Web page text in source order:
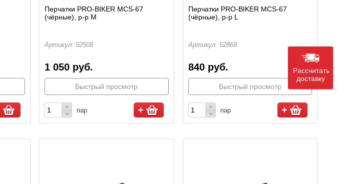
Перчатки PRO-BIKER MCS-67
(чёрные), р-р M
Артикул: 52508
1 050 руб.
Быстрый просмотр
пар
Перчатки PRO-BIKER MCS-67
(чёрные), р-р L
Артикул: 52869
840 руб.
Быстрый просмотр
пар
Рассчитать
доставку